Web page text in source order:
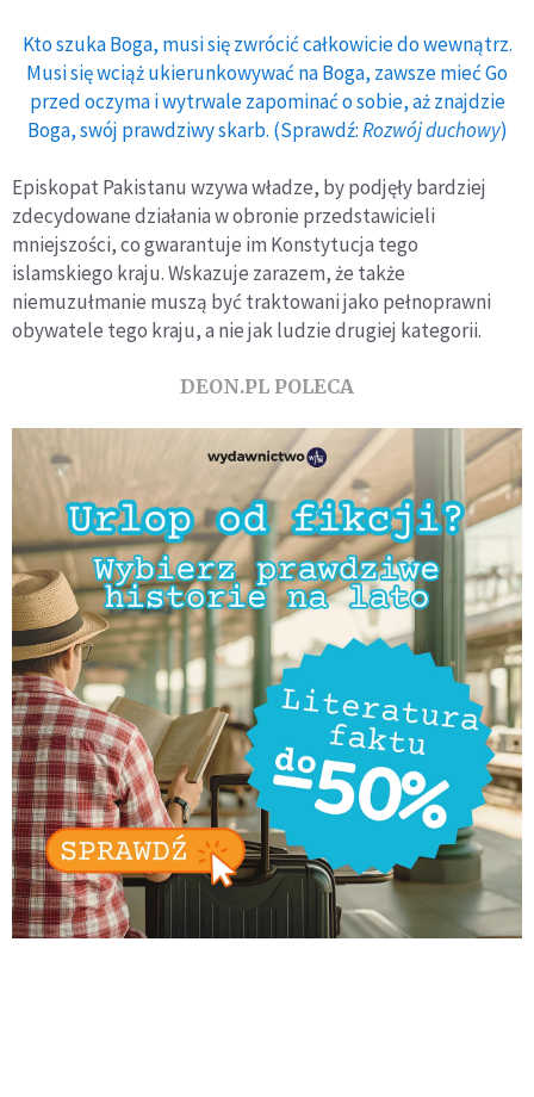
Kto szuka Boga, musi się zwrócić całkowicie do wewnątrz.
Musi się wciąż ukierunkowywać na Boga, zawsze mieć Go
przed oczyma i wytrwale zapominać o sobie, aż znajdzie
Boga, swój prawdziwy skarb. (Sprawdź:Rozwój duchowy)
Episkopat Pakistanu wzywa władze, by podjęły bardziej
zdecydowane działania w obronie przedstawicieli
mniejszości, co gwarantuje im Konstytucja tego
islamskiego kraju. Wskazuje zarazem, że także
niemuzułmanie muszą być traktowani jako pełnoprawni
obywatele tego kraju, a nie jak ludzie drugiej kategorii.
DEON.PL POLECA